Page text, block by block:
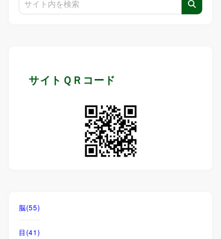
サイトＱＲコード
脳(55)
目 (41)